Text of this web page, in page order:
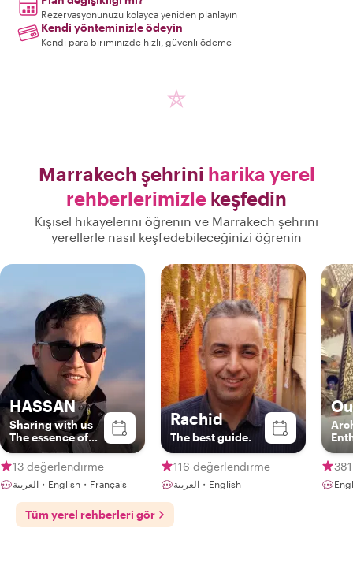
Rezervasyonunuzu kolayca yeniden planlayın
Kendi yönteminizle ödeyin
Kendi para biriminizde hızlı, güvenli ödeme
Marrakech şehrini harika yerel
rehberlerimizle keşfedin
Kişisel hikayelerini öğrenin ve Marrakech şehrini
yerellerle nasıl keşfedebileceğinizi öğrenin
HASSAN
Sharing with us
The essence of
Berber culture
13 değerlendirme
العربية・English・Français
Rachid
The best guide.
116 değerlendirme
العربية・English
Tüm yerel rehberleri gör